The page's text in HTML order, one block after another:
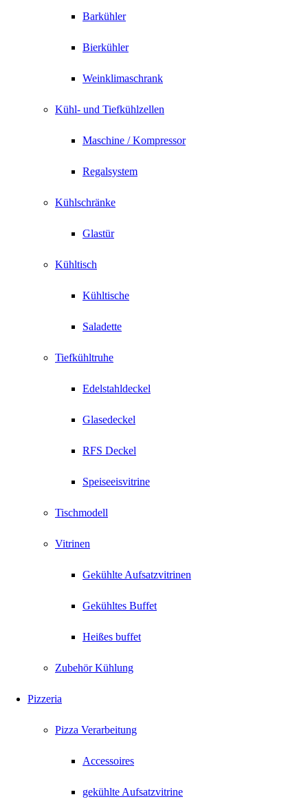
Barkühler
Bierkühler
Weinklimaschrank
Kühl- und Tiefkühlzellen
Maschine / Kompressor
Regalsystem
Kühlschränke
Glastür
Kühltisch
Kühltische
Saladette
Tiefkühltruhe
Edelstahldeckel
Glasedeckel
RFS Deckel
Speiseeisvitrine
Tischmodell
Vitrinen
Gekühlte Aufsatzvitrinen
Gekühltes Buffet
Heißes buffet
Zubehör Kühlung
Pizzeria
Pizza Verarbeitung
Accessoires
gekühlte Aufsatzvitrine